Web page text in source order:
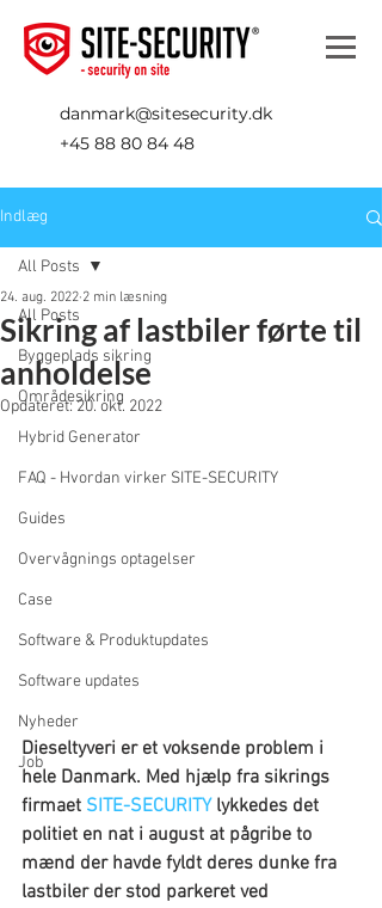
danmark@sitesecurity.dk
+45 88 80 84 48
Indlæg
All Posts
Byggeplads sikring
Områdesikring
Hybrid Generator
FAQ - Hvordan virker SITE-SECURITY
Guides
Overvågnings optagelser
Case
Software & Produktupdates
Software updates
Nyheder
Job
All Posts
Sikring af lastbiler førte til
anholdelse
24. aug. 2022 2 min læsning
Opdateret:20. okt. 2022
Dieseltyveri er et voksende problem i
hele Danmark. Med hjælp fra sikrings
firmaet SITE-SECURITY lykkedes det
politiet en nat i august at pågribe to
mænd der havde fyldt deres dunke fra
lastbiler der stod parkeret ved